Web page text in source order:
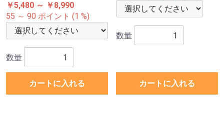
￥5,480 ～ ￥8,990
55 ～ 90 ポイント (1 %)
数量
カートに入れる
数量
カートに入れる